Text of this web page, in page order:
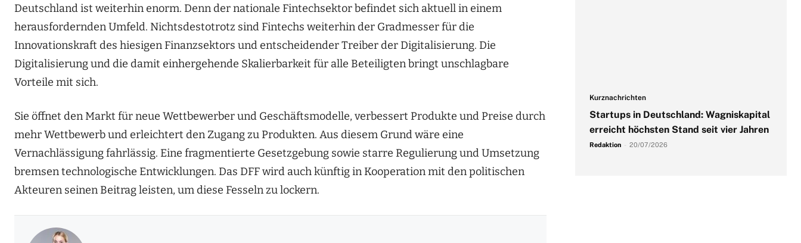
Deutschland ist weiterhin enorm. Denn der nationale Fintechsektor befindet sich aktuell in einem
herausfordernden Umfeld. Nichtsdestotrotz sind Fintechs weiterhin der Gradmesser für die
Innovationskraft des hiesigen Finanzsektors und entscheidender Treiber der Digitalisierung. Die
Digitalisierung und die damit einhergehende Skalierbarkeit für alle Beteiligten bringt unschlagbare
Vorteile mit sich.
Sie öffnet den Markt für neue Wettbewerber und Geschäftsmodelle, verbessert Produkte und Preise durch
mehr Wettbewerb und erleichtert den Zugang zu Produkten. Aus diesem Grund wäre eine
Vernachlässigung fahrlässig. Eine fragmentierte Gesetzgebung sowie starre Regulierung und Umsetzung
bremsen technologische Entwicklungen. Das DFF wird auch künftig in Kooperation mit den politischen
Akteuren seinen Beitrag leisten, um diese Fesseln zu lockern.
Kurznachrichten
Startups in Deutschland: Wagniskapital
erreicht höchsten Stand seit vier Jahren
Redaktion 20/07/2026